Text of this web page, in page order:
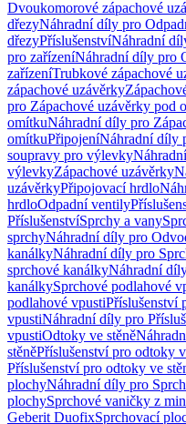
Dvoukomorové zápachové
dřezyNáhradní díly pro
dřezyPříslušenstvíNáhradní
pro zařízeníNáhradní díly pro
zařízeníTrubkové zápachové
zápachové uzávěrky
pro Zápachové uzávěrky pod
omítkuNáhradní díly pro
omítkuPřipojeníNáhradní díly
soupravy pro výlevky
výlevkyZápachové uzávěrky
uzávěrkyPřipojovací hrdlo
hrdloOdpadní ventily
PříslušenstvíSprchy a vany
sprchyNáhradní díly pro
kanálkyNáhradní díly pro
sprchové kanálkyNáhradní
kanálkySprchové podlahové
podlahové vpustiPříslušenství
vpustiNáhradní díly pro
vpustiOdtoky ve stěně
stěněPříslušenství pro odtoky
Příslušenství pro odtoky ve
plochyNáhradní díly pro
plochySprchové vaničky z
Geberit DuofixSprchovací